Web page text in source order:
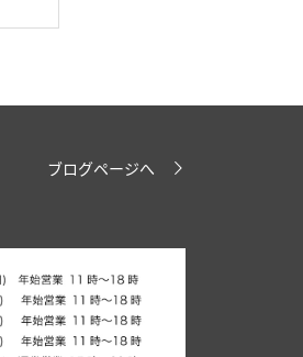
ブログページへ